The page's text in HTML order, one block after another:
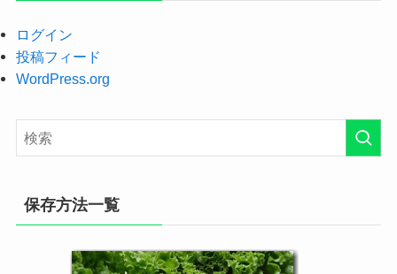
ログイン
投稿フィード
WordPress.org
保存方法一覧